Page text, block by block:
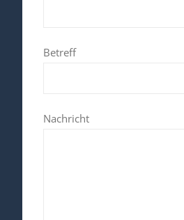
Betreff
Nachricht